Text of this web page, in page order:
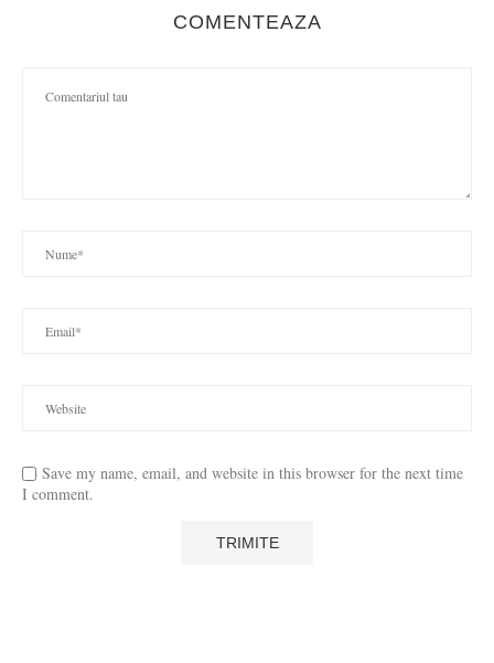
COMENTEAZA
Save my name, email, and website in this browser for the next time
I comment.